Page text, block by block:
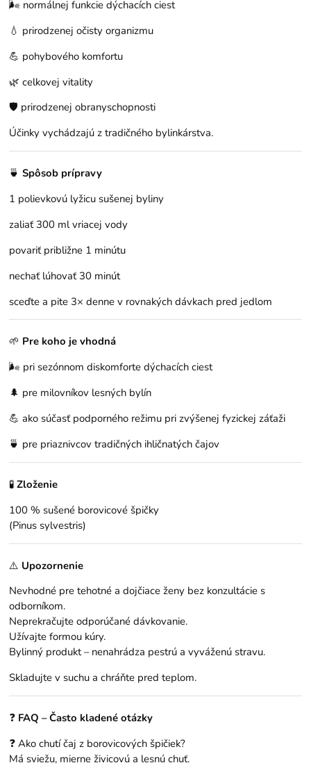
🌬️ normálnej funkcie dýchacích ciest
💧 prirodzenej očisty organizmu
💪 pohybového komfortu
🌿 celkovej vitality
🛡️ prirodzenej obranyschopnosti
Účinky vychádzajú z tradičného bylinkárstva.
🍵Spôsob prípravy
1 polievkovú lyžicu sušenej byliny
zaliať 300 ml vriacej vody
povariť približne 1 minútu
nechať lúhovať 30 minút
sceďte a pite 3× denne v rovnakých dávkach pred jedlom
🌱 Pre koho je vhodná
🌬️ pri sezónnom diskomforte dýchacích ciest
🌲 pre milovníkov lesných bylín
💪 ako súčasť podporného režimu pri zvýšenej fyzickej záťaži
🍵 pre priaznivcov tradičných ihličnatých čajov
🧪Zloženie
100 % sušené borovicové špičky
(Pinus sylvestris)
⚠️ Upozornenie
Nevhodné pre tehotné a dojčiace ženy bez konzultácie s
odborníkom.
Neprekračujte odporúčané dávkovanie.
Užívajte formou kúry.
Bylinný produkt – nenahrádza pestrú a vyváženú stravu.
Skladujte v suchu a chráňte pred teplom.
❓ FAQ – Často kladené otázky
❓ Ako chutí čaj z borovicových špičiek?
Má sviežu, mierne živicovú a lesnú chuť.